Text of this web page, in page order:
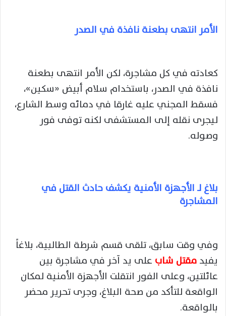
الأمر انتهى بطعنة نافذة في الصدر
كعادته في كل مشاجرة، لكن الأمر انتهى بطعنة
نافذة في الصدر، باستخدام سلام أبيض «سكين»،
فسقط المجني عليه غارقا في دمائه وسط الشارع،
ليجرى نقله إلى المستشفى لكنه توفى فور
وصوله.
بلاغ لـ الأجهزة الأمنية يكشف حادث القتل في
المشاجرة
وفي وقت سابق، تلقى قسم شرطة الطالبية، بلاغاً
يفيدمقتل شاب على يد آخر في مشاجرة بين
عائلتين، وعلى الفور انتقلت الأجهزة الأمنية لمكان
الواقعة للتأكد من صحة البلاغ، وجرى تحرير محضر
بالواقعة.